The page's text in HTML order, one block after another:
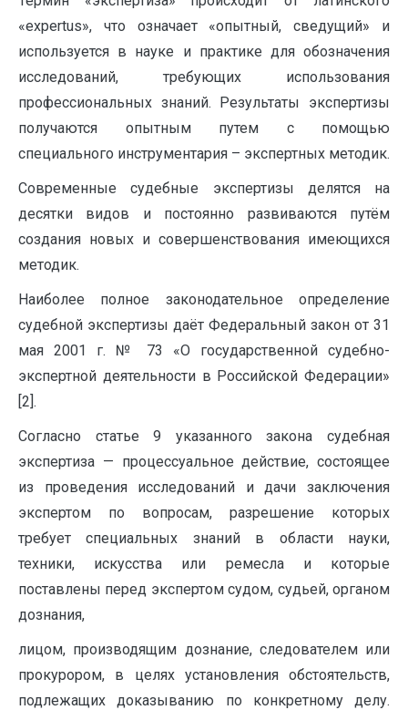
«expertus», что означает «опытный, сведущий» и
используется в науке и практике для обозначения
исследований, требующих использования
профессиональных знаний. Результаты экспертизы
получаются опытным путем с помощью
специального инструментария – экспертных методик.
Современные судебные экспертизы делятся на
десятки видов и постоянно развиваются путём
создания новых и совершенствования имеющихся
методик.
Наиболее полное законодательное определение
судебной экспертизы даёт Федеральный закон от 31
мая 2001 г. № 73 «О государственной судебно-
экспертной деятельности в Российской Федерации»
[2].
Согласно статье 9 указанного закона судебная
экспертиза — процессуальное действие, состоящее
из проведения исследований и дачи заключения
экспертом по вопросам, разрешение которых
требует специальных знаний в области науки,
техники, искусства или ремесла и которые
поставлены перед экспертом судом, судьей, органом
дознания,
лицом, производящим дознание, следователем или
прокурором, в целях установления обстоятельств,
подлежащих доказыванию по конкретному делу.